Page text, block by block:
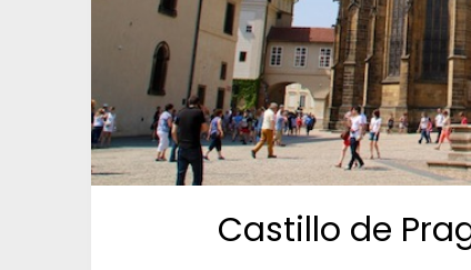
Castillo de